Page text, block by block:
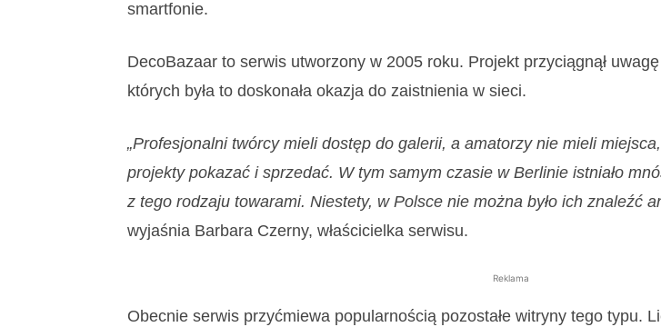
smartfonie.
DecoBazaar to serwis utworzony w 2005 roku. Projekt przyciągnął
których była to doskonała okazja do zaistnienia w sieci.
„Profesjonalni twórcy mieli dostęp do galerii, a amatorzy nie mieli
projekty pokazać i sprzedać. W tym samym czasie w Berlinie istniało
z tego rodzaju towarami. Niestety, w Polsce nie można było ich znaleźć
wyjaśnia Barbara Czerny, właścicielka serwisu.
Reklama
Obecnie serwis przyćmiewa popularnością pozostałe witryny tego typu.